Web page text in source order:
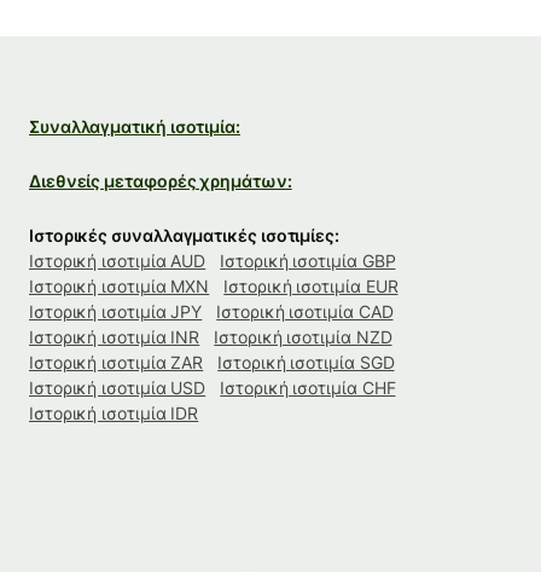
Συναλλαγματική ισοτιμία:
Διεθνείς μεταφορές χρημάτων:
Ιστορικές συναλλαγματικές ισοτιμίες:
Ιστορική ισοτιμία AUD
Ιστορική ισοτιμία GBP
Ιστορική ισοτιμία MXN
Ιστορική ισοτιμία EUR
Ιστορική ισοτιμία JPY
Ιστορική ισοτιμία CAD
Ιστορική ισοτιμία INR
Ιστορική ισοτιμία NZD
Ιστορική ισοτιμία ZAR
Ιστορική ισοτιμία SGD
Ιστορική ισοτιμία USD
Ιστορική ισοτιμία CHF
Ιστορική ισοτιμία IDR